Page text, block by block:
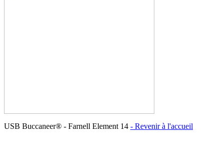
USB Buccaneer® - Farnell Element 14 - Revenir à l'accueil